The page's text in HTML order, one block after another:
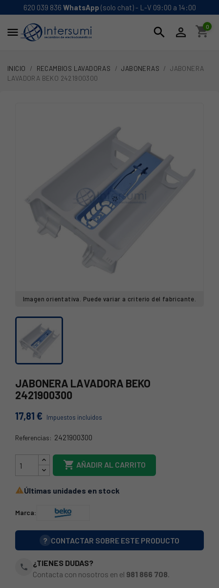
620 039 836 WhatsApp (solo chat) - L-V 09:00 a 14:00
 search  shopping_cart
0
INICIO RECAMBIOS LAVADORAS JABONERAS
JABONERA
LAVADORA BEKO 2421900300
Imagen orientativa. Puede variar a criterio del fabricante.
JABONERA LAVADORA BEKO
2421900300
17,81 € Impuestos incluidos
Referencias: 2421900300
2421900300
 AÑADIR AL CARRITO
Últimas unidades en stock
Marca:
? CONTACTAR SOBRE ESTE PRODUCTO
phone
¿TIENES DUDAS?
Contacta con nosotros en el 981 866 708